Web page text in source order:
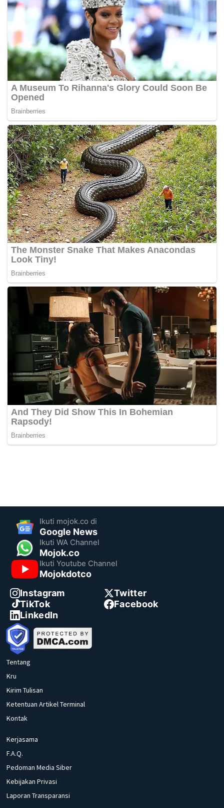
Ikuti mojok.co di
Google News
Ikuti WA Channel
Mojok.co
Ikuti Youtube Channel
Mojokdotco
Instagram
Twitter
TikTok
Facebook
LinkedIn
Tentang
Kru
Kirim Tulisan
Ketentuan Artikel Terminal
Kontak
Kerjasama
F.A.Q.
Pedoman Media Siber
Kebijakan Privasi
Laporan Transparansi